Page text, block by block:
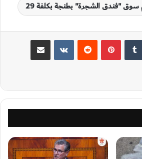
"فندق الشجرة" بطنجة بكلفة 29
بينتيريست